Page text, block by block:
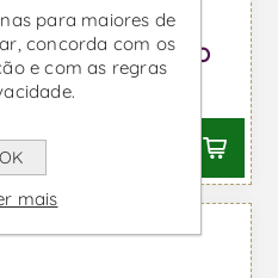
- Vinho Branco
IVA incl.
para maiores de
concorda com os
e com as regras
OK
mais